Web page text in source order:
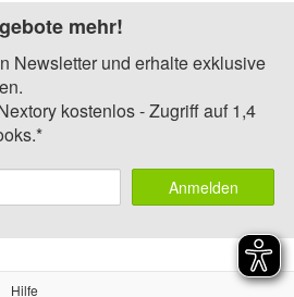
mehr!
Newsletter und erhalte exklusive
kostenlos - Zugriff auf 1,4
Anmelden
Hilfe